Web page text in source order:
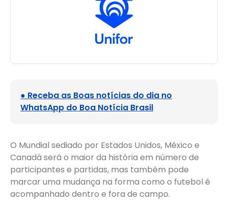
● Receba as Boas notícias do dia no
WhatsApp do Boa Notícia Brasil
O Mundial sediado por Estados Unidos, México e
Canadá será o maior da história em número de
participantes e partidas, mas também pode
marcar uma mudança na forma como o futebol é
acompanhado dentro e fora de campo.